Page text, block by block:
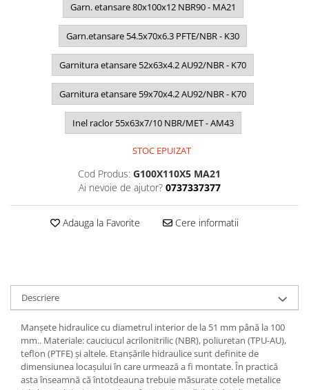
Garn. etansare 80x100x12 NBR90 - MA21
Garn.etansare 54.5x70x6.3 PFTE/NBR - K30
Garnitura etansare 52x63x4.2 AU92/NBR - K70
Garnitura etansare 59x70x4.2 AU92/NBR - K70
Inel raclor 55x63x7/10 NBR/MET - AM43
STOC EPUIZAT
Cod Produs: G100X110X5 MA21
Ai nevoie de ajutor? 0737337377
Adauga la Favorite Cere informatii
Descriere
Manșete hidraulice cu diametrul interior de la 51 mm până la 100
mm.. Materiale: cauciucul acrilonitrilic (NBR), poliuretan (TPU-AU),
teflon (PTFE) și altele. Etanșările hidraulice sunt definite de
dimensiunea locașului în care urmează a fi montate. În practică
asta înseamnă că întotdeauna trebuie măsurate cotele metalice